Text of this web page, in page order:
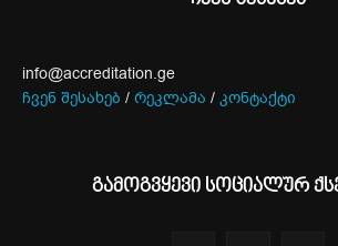
info@accreditation.ge
ჩვენ შესახებ / რეკლამა / კონტაქტი
გამოგვყევი სოციალურ